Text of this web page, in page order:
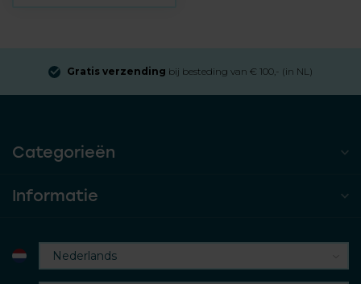
Gratis verzending bij besteding van € 100,- (in NL)
Categorieën
Informatie